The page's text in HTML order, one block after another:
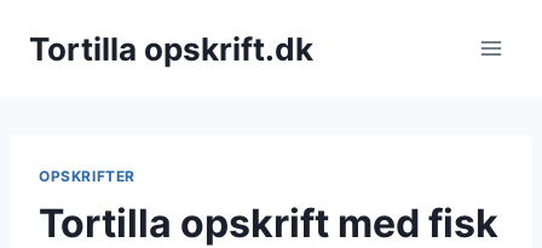
Tortilla opskrift.dk
OPSKRIFTER
Tortilla opskrift med fisk